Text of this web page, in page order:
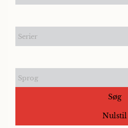
Serier
Sprog
Søg
Nulstil